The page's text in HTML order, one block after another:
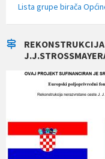
Lista grupe birača